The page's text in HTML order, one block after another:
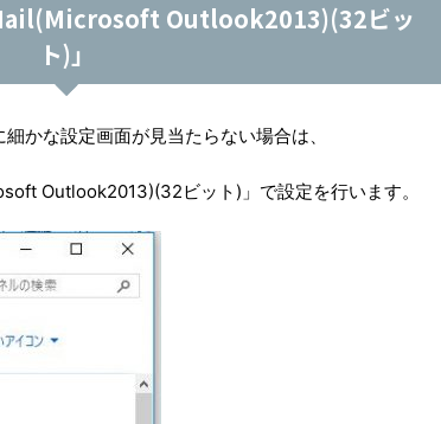
Outlook2013)(32ビッ
ト)」
かな設定画面が見当たらない場合は、
Outlook2013)(32ビット)」で設定を行います。